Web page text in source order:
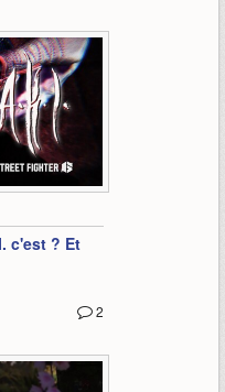
2:09
c'est ? Et
2